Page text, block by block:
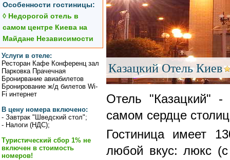
Особенности гостиницы:
◊ Недорогой отель в
самом центре Киева на
Майдане Независимости
Услуги в отеле:
Ресторан Кафе Конференц зал
Парковка Прачечная
Бронирвание авиабилетов
Бронирование ж/д билетов Wi-
Fi интернет
В цену номера включено:
- Завтрак "Шведский стол";
- Налоги (НДС);
Туристический сбор 1% не
включен в стоимость
номеров!
Казацкий Отель Киев
Отель "Казацкий" -
самом сердце
Гостиница имеет
любой вкус: люкс